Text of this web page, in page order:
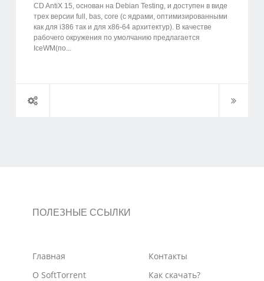
CD AntiX 15, основан на Debian Testing, и доступен в виде
трех версии full, bas, core (с ядрами, оптимизированными
как для i386 так и для x86-64 архитектур). В качестве
рабочего окружения по умолчанию предлагается
IceWM(по...
ПОЛЕЗНЫЕ ССЫЛКИ
Главная
О SoftTorrent
Контакты
Как скачать?